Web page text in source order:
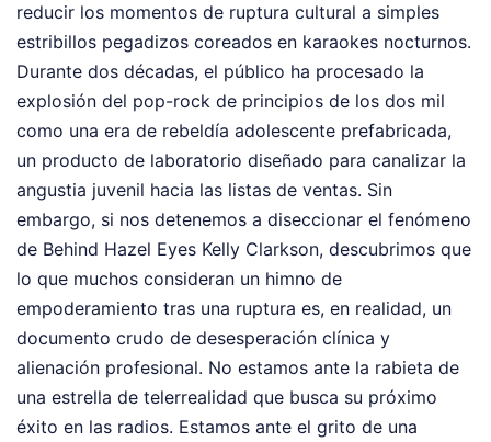
reducir los momentos de ruptura cultural a simples
estribillos pegadizos coreados en karaokes nocturnos.
Durante dos décadas, el público ha procesado la
explosión del pop-rock de principios de los dos mil
como una era de rebeldía adolescente prefabricada,
un producto de laboratorio diseñado para canalizar la
angustia juvenil hacia las listas de ventas. Sin
embargo, si nos detenemos a diseccionar el fenómeno
de Behind Hazel Eyes Kelly Clarkson, descubrimos que
lo que muchos consideran un himno de
empoderamiento tras una ruptura es, en realidad, un
documento crudo de desesperación clínica y
alienación profesional. No estamos ante la rabieta de
una estrella de telerrealidad que busca su próximo
éxito en las radios. Estamos ante el grito de una